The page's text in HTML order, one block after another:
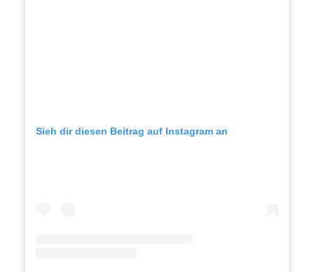
Sieh dir diesen Beitrag auf Instagram an